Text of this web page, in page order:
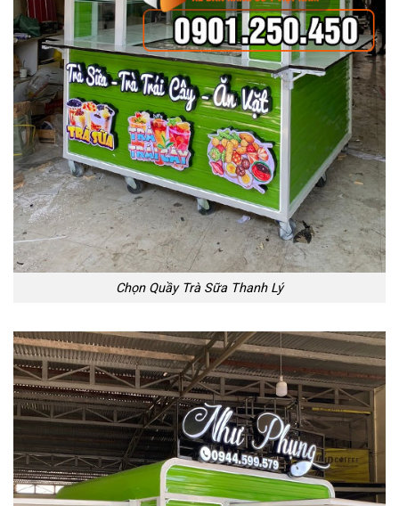
Chọn Quầy Trà Sữa Thanh Lý